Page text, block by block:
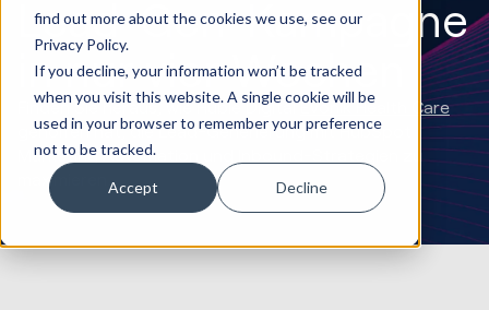
find out more about the cookies we use, see our
Privacy Policy.
If you decline, your information won’t be tracked
when you visit this website. A single cookie will be
used in your browser to remember your preference
not to be tracked.
Accept Decline
Lead-Gen-Kampagne
in nur vier Wochen
Finden Sie heraus, wie Huble DigitalEvonik Health Care
geholfen hat, die Lead-Generierung mit HubSpot
Marketing Automation und Inbound-Strategien zu
maximieren.